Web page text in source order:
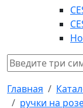
Главная
ручки на